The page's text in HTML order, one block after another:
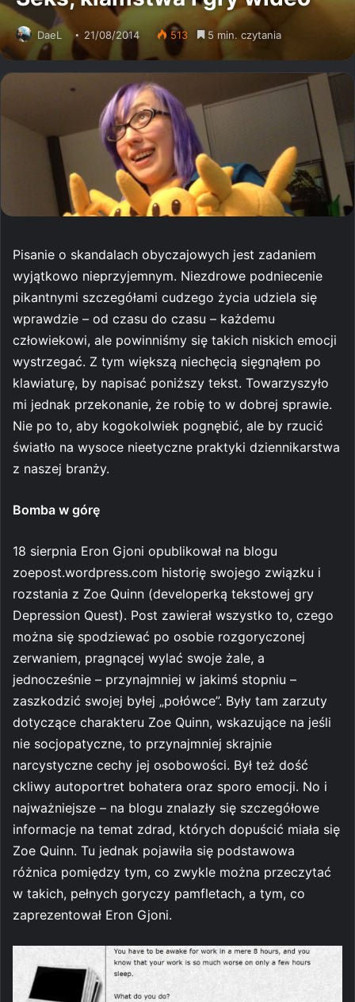
DaeL 21/08/2014 513 5 min. czytania
Pisanie o skandalach obyczajowych jest zadaniem
wyjątkowo nieprzyjemnym. Niezdrowe podniecenie
pikantnymi szczegółami cudzego życia udziela się
wprawdzie – od czasu do czasu – każdemu
człowiekowi, ale powinniśmy się takich niskich emocji
wystrzegać. Z tym większą niechęcią sięgnąłem po
klawiaturę, by napisać poniższy tekst. Towarzyszyło
mi jednak przekonanie, że robię to w dobrej sprawie.
Nie po to, aby kogokolwiek pognębić, ale by rzucić
światło na wysoce nieetyczne praktyki dziennikarstwa
z naszej branży.
Bomba w górę
18 sierpnia Eron Gjoni opublikował na blogu
zoepost.wordpress.com historię swojego związku i
rozstania z Zoe Quinn (developerką tekstowej gry
Depression Quest). Post zawierał wszystko to, czego
można się spodziewać po osobie rozgoryczonej
zerwaniem, pragnącej wylać swoje żale, a
jednocześnie – przynajmniej w jakimś stopniu –
zaszkodzić swojej byłej „połówce”. Były tam zarzuty
dotyczące charakteru Zoe Quinn, wskazujące na jeśli
nie socjopatyczne, to przynajmniej skrajnie
narcystyczne cechy jej osobowości. Był też dość
ckliwy autoportret bohatera oraz sporo emocji. No i
najważniejsze – na blogu znalazły się szczegółowe
informacje na temat zdrad, których dopuścić miała się
Zoe Quinn. Tu jednak pojawiła się podstawowa
różnica pomiędzy tym, co zwykle można przeczytać
w takich, pełnych goryczy pamfletach, a tym, co
zaprezentował Eron Gjoni.